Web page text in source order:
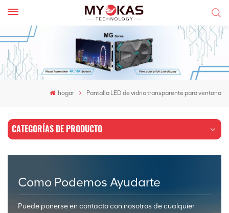
hogar Pantalla LED de vidrio transparente para ventana
CATEGORÍAS DE PRODUCTO
Como Podemos Ayudarte
Puede ponerse en contacto con nosotros de cualquier